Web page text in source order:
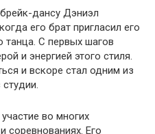
дансу Дэниэл
его брат пригласил его
танца. С первых шагов
и энергией этого стиля.
и вскоре стал одним из
во многих
соревнованиях. Его